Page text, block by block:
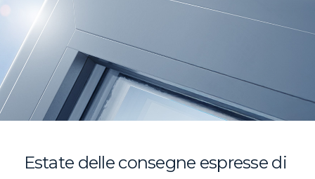
Estate delle consegne espresse di